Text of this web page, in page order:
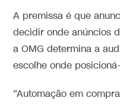
A premissa é que
decidir onde anúncios
a OMG determina a
escolhe onde
“Automação em